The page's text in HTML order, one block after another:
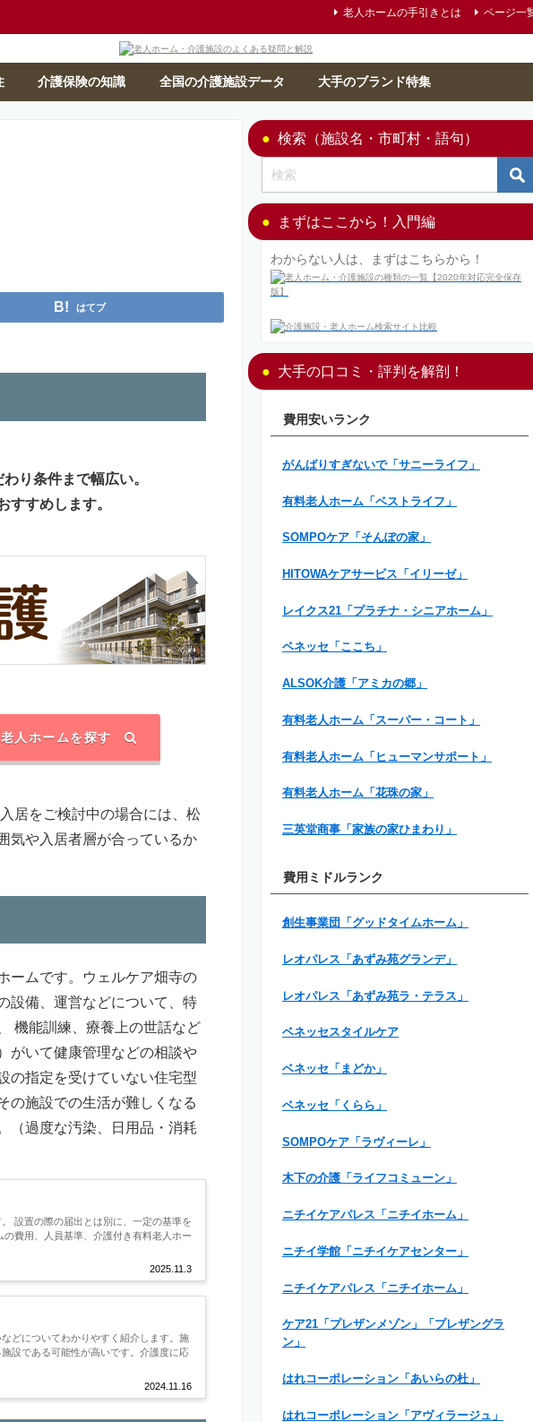
老人ホームの手引きとは ページ一
介護保険の知識 全国の介護施設データ 大手のブランド特集
はてブ
り条件まで幅広い。
すすめします。
人ホームを探す
居をご検討中の場合には、松
気や入居者層が合っているか
ームです。ウェルケア畑寺の
設備、運営などについて、特
機能訓練、療養上の世話など
がいて健康管理などの相談や
の指定を受けていない住宅型
の施設での生活が難しくなる
（過度な汚染、日用品・消耗
2025.11.3
設置の際の届出とは別に、一定の基準を
費用、人員基準、介護付き有料老人ホー
2024.11.16
どについてわかりやすく紹介します。施
設である可能性が高いです。介護度に応
検索（施設名・市町村・語句）
まずはここから！入門編
わからない人は、まずはこちらから！
大手の口コミ・評判を解剖！
費用安いランク
がんばりすぎないで「サニーライフ」
有料老人ホーム「ベストライフ」
SOMPOケア「そんぽの家」
HITOWAケアサービス「イリーゼ」
レイクス21「プラチナ・シニアホーム」
ベネッセ「ここち」
ALSOK介護「アミカの郷」
有料老人ホーム「スーパー・コート」
有料老人ホーム「ヒューマンサポート」
有料老人ホーム「花珠の家」
三英堂商事「家族の家ひまわり」
費用ミドルランク
創生事業団「グッドタイムホーム」
レオパレス「あずみ苑グランデ」
レオパレス「あずみ苑ラ・テラス」
ベネッセスタイルケア
ベネッセ「まどか」
ベネッセ「くらら」
SOMPOケア「ラヴィーレ」
木下の介護「ライフコミューン」
ニチイケアパレス「ニチイホーム」
ニチイ学館「ニチイケアセンター」
ニチイケアパレス「ニチイホーム」
ケア21「プレザンメゾン」「プレザングラ
ン」
はれコーポレーション「あいらの杜」
はれコーポレーション「アヴィラージュ」